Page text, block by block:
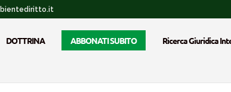
DOTTRINA ABBONATI SUBITO Ricerca Giuridica